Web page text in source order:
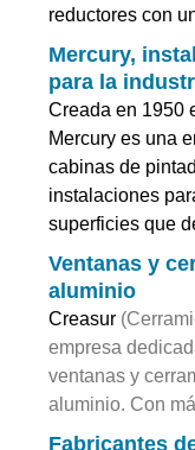
reductores con
Mercury,
para la
Creada en 1950
Mercury es una
cabinas de
instalaciones
superficies que
Ventanas y
aluminio
Creasur
empresa
ventanas y
aluminio. Con
Fabricantes